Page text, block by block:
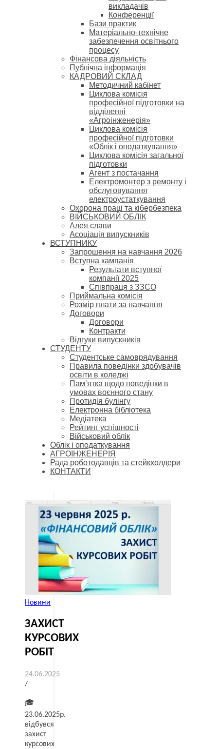
викладачів
Конференції
Бази практик
Матеріально-технічне
забезпечення освітнього
процесу
Фінансова діяльність
Публічна інформація
КАДРОВИЙ СКЛАД
Методичний кабінет
Циклова комісія
професійної підготовки на
відділенні
«Агроінженерія»
Циклова комісія
професійної підготовки
«Облік і оподаткування»
Циклова комісія загальної
підготовки
Агент з постачання
Електромонтер з ремонту і
обслуговування
електроустаткування
Охорона праці та кібербезпека
ВІЙСЬКОВИЙ ОБЛІК
Алея слави
Асоціація випускників
ВСТУПНИКУ
Запрошення на навчання 2026
Вступна кампанія
Результати вступної
компанії 2025
Співпраця з ЗЗСО
Приймальна комісія
Розмір плати за навчання
Договори
Договори
Контракти
Відгуки випускників
СТУДЕНТУ
Cтудентське самоврядування
Правила поведінки здобувачів
освіти в коледжі
Пам’ятка щодо поведінки в
умовах воєнного стану
Протидія булінгу
Електронна бібліотека
Медіатека
Рейтинг успішності
Військовий облік
Облік і оподаткування
АГРОІНЖЕНЕРІЯ
Рада роботодавців та стейкхолдери
КОНТАКТИ
Новини
ЗАХИСТ
КУРСОВИХ
РОБІТ
24.06.2025
/
🎓
23.06.2025р.
відбувся
захист
курсових